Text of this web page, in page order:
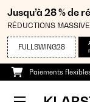
Jusqu’à 28 % de
RÉDUCTIONS
FULLSWING28
Paiements